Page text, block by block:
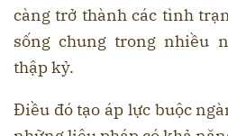
càng trở thành các tình
sống chung trong nhiều
thập kỷ.
Điều đó tạo áp lực buộc